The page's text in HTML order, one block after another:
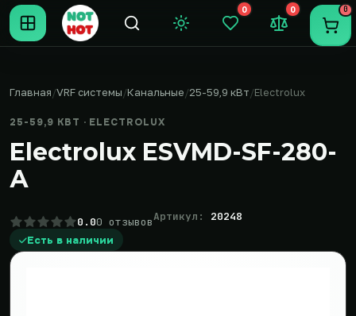
Темная тема
0
Закладки (0)
0
Сравнение
0
Главная VRF системы Канальные 25-59,9 кВт Electrolux
25-59,9 КВТ · ELECTROLUX
Electrolux ESVMD-SF-280-
А
0.00 отзывовАртикул: 20248
Есть в наличии